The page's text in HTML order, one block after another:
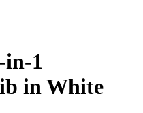
in-1
in White